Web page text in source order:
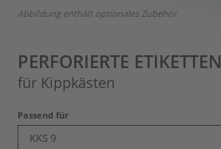
Abbildung enthält optionales Zubehör
PERFORIERTE ETIKETTEN
für Kippkästen
Passend für